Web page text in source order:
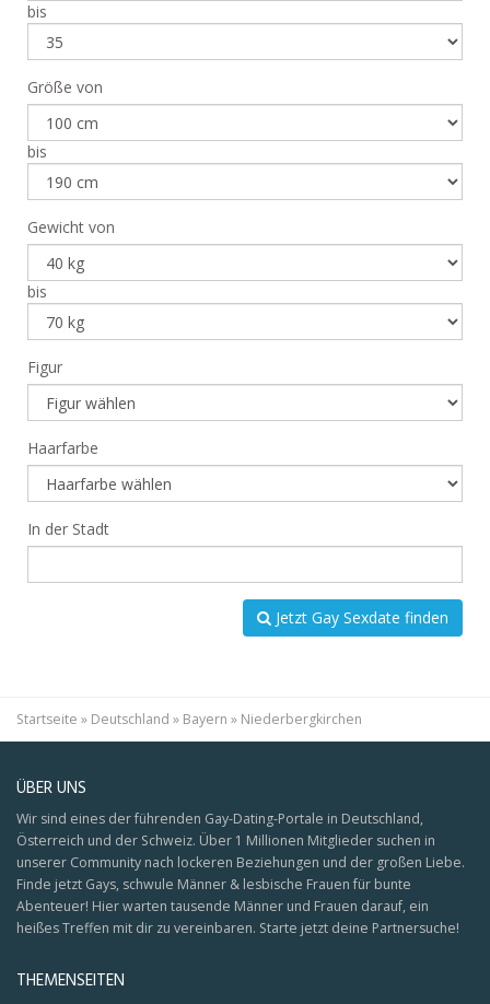
bis
Größe von
bis
Gewicht von
bis
Figur
Haarfarbe
In der Stadt
Jetzt Gay Sexdate finden
Startseite » Deutschland » Bayern » Niederbergkirchen
ÜBER UNS
Wir sind eines der führenden Gay-Dating-Portale in Deutschland,
Österreich und der Schweiz. Über 1 Millionen Mitglieder suchen in
unserer Community nach lockeren Beziehungen und der großen Liebe.
Finde jetzt Gays, schwule Männer & lesbische Frauen für bunte
Abenteuer! Hier warten tausende Männer und Frauen darauf, ein
heißes Treffen mit dir zu vereinbaren. Starte jetzt deine Partnersuche!
THEMENSEITEN